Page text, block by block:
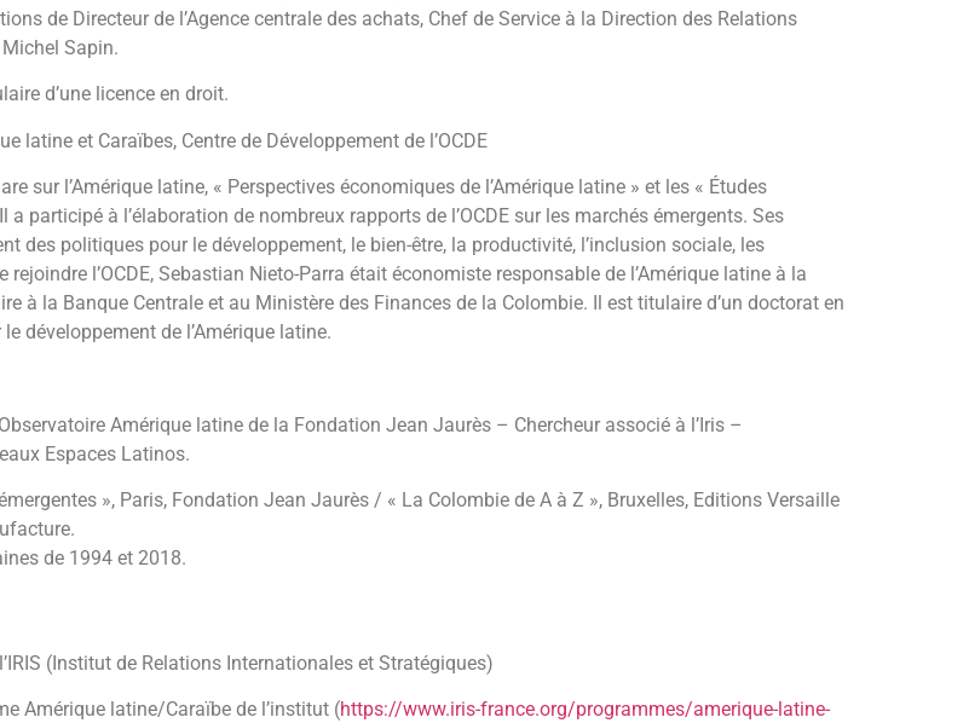
de Directeur de l’Agence centrale des achats, Chef de Service à la Direction des Relations
Sapin.
d’une licence en droit.
latine et Caraïbes, Centre de Développement de l’OCDE
sur l’Amérique latine, « Perspectives économiques de l’Amérique latine » et les « Études
participé à l’élaboration de nombreux rapports de l’OCDE sur les marchés émergents. Ses
des politiques pour le développement, le bien-être, la productivité, l’inclusion sociale, les
l’OCDE, Sebastian Nieto-Parra était économiste responsable de l’Amérique latine à la
à la Banque Centrale et au Ministère des Finances de la Colombie. Il est titulaire d’un doctorat en
développement de l’Amérique latine.
Amérique latine de la Fondation Jean Jaurès – Chercheur associé à l’Iris –
Espaces Latinos.
», Paris, Fondation Jean Jaurès / « La Colombie de A à Z », Bruxelles, Editions Versaille
de 1994 et 2018.
(Institut de Relations Internationales et Stratégiques)
Amérique latine/Caraïbe de l’institut (https://www.iris-france.org/programmes/amerique-latine-